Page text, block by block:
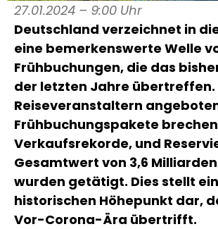
27.01.2024 – 9:00 Uhr
Deutschland verzeichnet in
eine bemerkenswerte Welle
Frühbuchungen, die das
der letzten Jahre übertreffen.
Reiseveranstaltern
Frühbuchungspakete brechen
Verkaufsrekorde, und
Gesamtwert von 3,6 Milliarden
wurden getätigt. Dies stellt
historischen Höhepunkt dar,
Vor-Corona-Ära übertrifft.